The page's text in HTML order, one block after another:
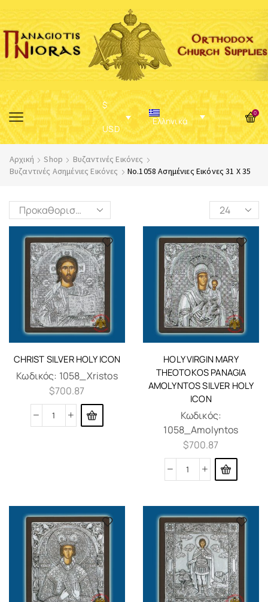
$
USD
Ελληνικά
0
Αρχική Shop
Βυζαντινές Εικόνες
Βυζαντινές Ασημένιες Εικόνες
No.1058 Ασημένιες Εικόνες 31 X 35
CHRIST SILVER HOLY ICON
Κωδικός: 1058_Xristos
$700.87
HOLY VIRGIN MARY
THEOTOKOS PANAGIA
AMOLYNTOS SILVER HOLY
ICON
Κωδικός:
1058_Amolyntos
$700.87